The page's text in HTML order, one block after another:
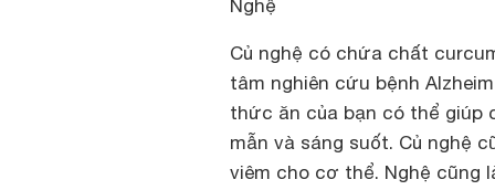
Nghệ
Củ nghệ có chứa chất
tâm nghiên cứu bệnh
thức ăn của bạn có thể giúp
mẫn và sáng suốt. Củ nghệ
viêm cho cơ thể. Nghệ cũng